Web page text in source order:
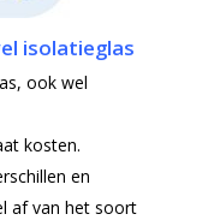
isolatieglas
ook wel
kosten.
en
af van het soort